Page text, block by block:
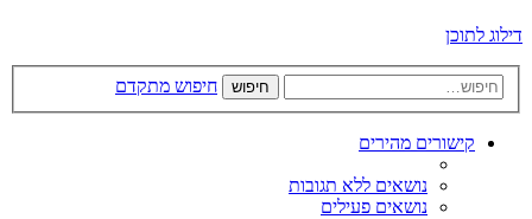
דילוג לתוכן
חיפוש חיפוש מתקדם
קישורים מהירים
נושאים ללא תגובות
נושאים פעילים